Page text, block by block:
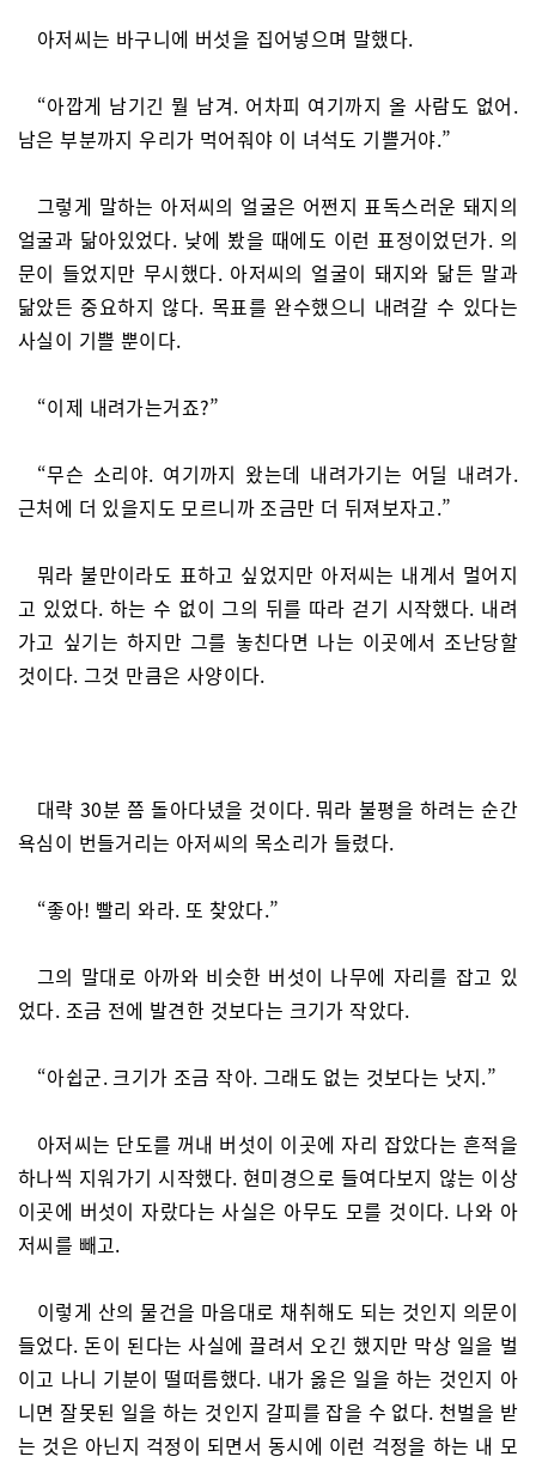
아저씨는 바구니에 버섯을 집어넣으며 말했다.
“아깝게 남기긴 뭘 남겨. 어차피 여기까지 올 사람도 없어.
남은 부분까지 우리가 먹어줘야 이 녀석도 기쁠거야.”
그렇게 말하는 아저씨의 얼굴은 어쩐지 표독스러운 돼지의
얼굴과 닮아있었다. 낮에 봤을 때에도 이런 표정이었던가. 의
문이 들었지만 무시했다. 아저씨의 얼굴이 돼지와 닮든 말과
닮았든 중요하지 않다. 목표를 완수했으니 내려갈 수 있다는
사실이 기쁠 뿐이다.
“이제 내려가는거죠?”
“무슨 소리야. 여기까지 왔는데 내려가기는 어딜 내려가.
근처에 더 있을지도 모르니까 조금만 더 뒤져보자고.”
뭐라 불만이라도 표하고 싶었지만 아저씨는 내게서 멀어지
고 있었다. 하는 수 없이 그의 뒤를 따라 걷기 시작했다. 내려
가고 싶기는 하지만 그를 놓친다면 나는 이곳에서 조난당할
것이다. 그것 만큼은 사양이다.
대략 30분 쯤 돌아다녔을 것이다. 뭐라 불평을 하려는 순간
욕심이 번들거리는 아저씨의 목소리가 들렸다.
“좋아! 빨리 와라. 또 찾았다.”
그의 말대로 아까와 비슷한 버섯이 나무에 자리를 잡고 있
었다. 조금 전에 발견한 것보다는 크기가 작았다.
“아쉽군. 크기가 조금 작아. 그래도 없는 것보다는 낫지.”
아저씨는 단도를 꺼내 버섯이 이곳에 자리 잡았다는 흔적을
하나씩 지워가기 시작했다. 현미경으로 들여다보지 않는 이상
이곳에 버섯이 자랐다는 사실은 아무도 모를 것이다. 나와 아
저씨를 빼고.
이렇게 산의 물건을 마음대로 채취해도 되는 것인지 의문이
들었다. 돈이 된다는 사실에 끌려서 오긴 했지만 막상 일을 벌
이고 나니 기분이 떨떠름했다. 내가 옳은 일을 하는 것인지 아
니면 잘못된 일을 하는 것인지 갈피를 잡을 수 없다. 천벌을 받
는 것은 아닌지 걱정이 되면서 동시에 이런 걱정을 하는 내 모